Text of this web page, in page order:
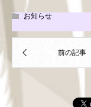
お知らせ